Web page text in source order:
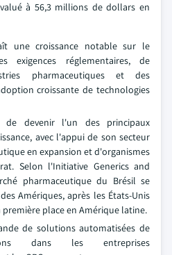
à 56,3 millions de dollars en
une croissance notable sur le
exigences réglementaires, de
pharmaceutiques et des
croissante de technologies
devenir l'un des principaux
avec l'appui de son secteur
en expansion et d'organismes
Selon l'Initiative Generics and
pharmaceutique du Brésil se
Amériques, après les États-Unis
première place en Amérique latine.
de solutions automatisées de
dans les entreprises